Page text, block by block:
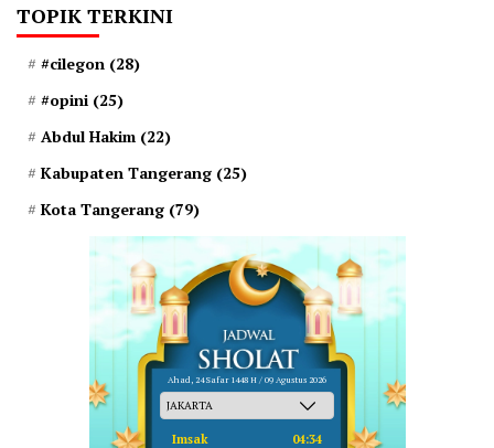
TOPIK TERKINI
#cilegon (28)
#opini (25)
Abdul Hakim (22)
Kabupaten Tangerang (25)
Kota Tangerang (79)
Ahad, 24 Safar 1448 H / 09 Agustus 2026
Imsak 04:34